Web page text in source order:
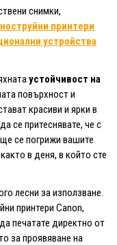
снимки,
принтери
устройства
устойчивост на
повърхност и
красиви и ярки в
се притеснявате, че с
се погрижи вашите
в деня, в който сте
лесни за използване.
принтери Canon,
печатате директно от
за проявяване на